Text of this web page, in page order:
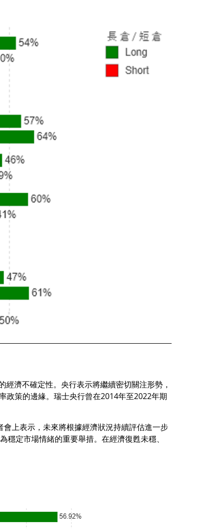
濟不確定性。央行表示將繼續密切關注形勢，
政策的邊緣。瑞士央行曾在2014年至2022年期
上表示，未來將根據經濟狀況持續評估進一步
定市場情緒的重要舉措。在經濟復甦未穩、